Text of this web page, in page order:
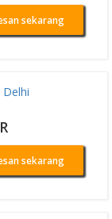
sekarang
Delhi
sekarang